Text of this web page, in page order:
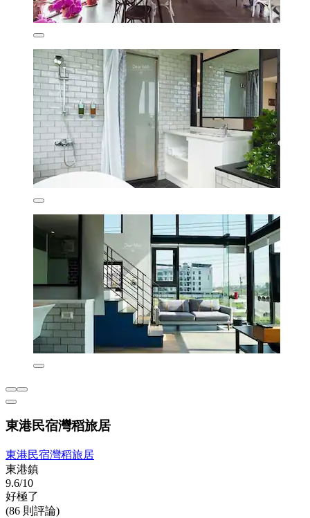
東港民宿灣稻旅居
東港民宿灣稻旅居
東港鎮
9.6/10
好極了
(86 則評論)